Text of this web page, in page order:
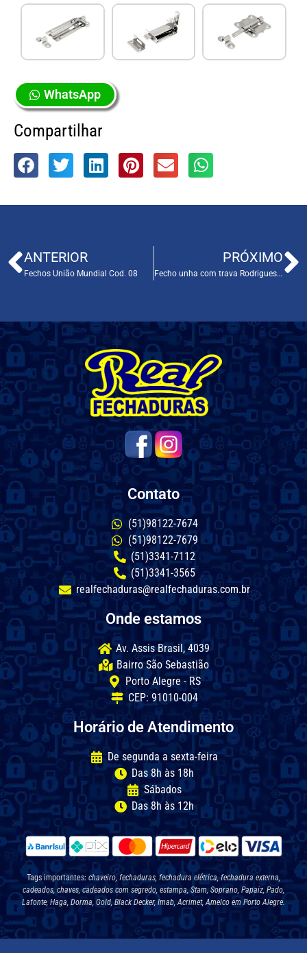
WhatsApp
Compartilhar
ANTERIOR
Fechos União Mundial Cod. 08
PRÓXIMO
Fecho unha com trava Rodrigues Cod. 06
Contato
(51)98122-7674
(51)98122-7679
(51)3341-7112
(51)3341-3565
realfechaduras@realfechaduras.com.br
Onde estamos
Av. Assis Brasil, 4039
Bairro São Sebastião
Porto Alegre - RS
CEP: 91010-004
Horário de Atendimento
De segunda a sexta-feira
Das 8h às 18h
Sábados
Das 8h às 12h
Tags importantes: chaveiro, fechaduras, fechadura elétrica, fechadura externa,
cadeados, chaves, cadeados com segredo, estampa, Stam, Soprano, Papaiz, Pado,
Lafonte, Haga, Dorma, Gold, Black Decker, Imab, Acrimet, Amelco em Porto Alegre.